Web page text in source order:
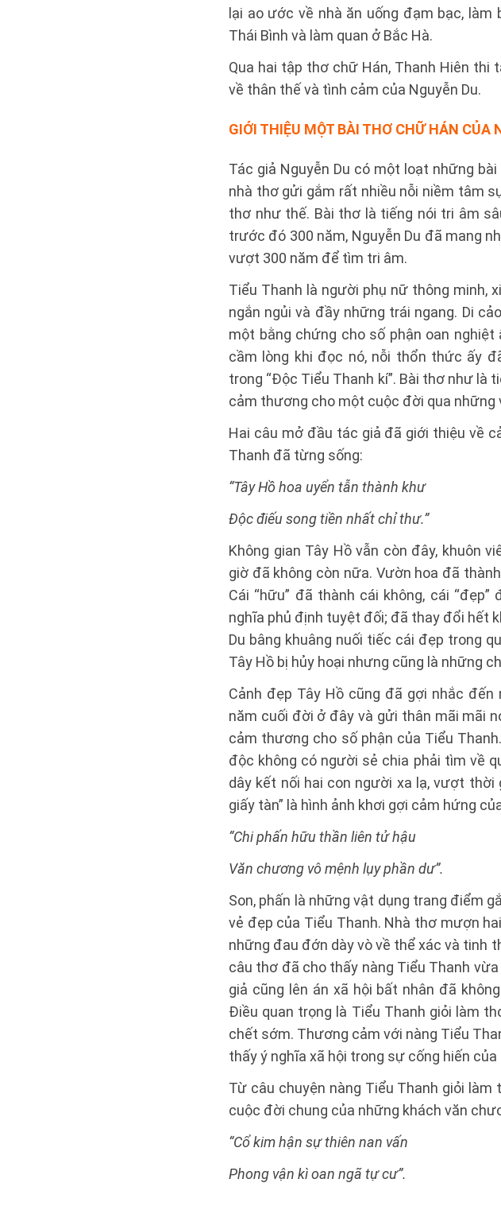
lại ao ước về nhà ăn uống đạm bạc,
Thái Bình và làm quan ở Bắc Hà.
Qua hai tập thơ chữ Hán, Thanh Hiên thi
về thân thế và tình cảm của Nguyễn Du.
GIỚI THIỆU MỘT BÀI THƠ CHỮ HÁN CỦA
Tác giả Nguyễn Du có một loạt những
nhà thơ gửi gắm rất nhiều nỗi niềm tâm
thơ như thế. Bài thơ là tiếng nói tri âm
trước đó 300 năm, Nguyễn Du đã mang
vượt 300 năm để tìm tri âm.
Tiểu Thanh là người phụ nữ thông minh,
ngắn ngủi và đầy những trái ngang. Di
một bằng chứng cho số phận oan
cầm lòng khi đọc nó, nỗi thổn thức ấy
trong “Độc Tiểu Thanh kí”. Bài thơ như là
cảm thương cho một cuộc đời qua những
Hai câu mở đầu tác giả đã giới thiệu về
Thanh đã từng sống:
“Tây Hồ hoa uyển tẫn thành khư
Độc điếu song tiền nhất chỉ thư.”
Không gian Tây Hồ vẫn còn đây, khuôn
giờ đã không còn nữa. Vườn hoa đã
Cái “hữu” đã thành cái không, cái
nghĩa phủ định tuyệt đối; đã thay đổi hết
Du bâng khuâng nuối tiếc cái đẹp trong
Tây Hồ bị hủy hoại nhưng cũng là những
Cảnh đẹp Tây Hồ cũng đã gợi nhắc
năm cuối đời ở đây và gửi thân mãi mãi
cảm thương cho số phận của Tiểu
độc không có người sẻ chia phải tìm về
dây kết nối hai con người xa lạ, vượt thời
giấy tàn” là hình ảnh khơi gợi cảm hứng
“Chi phấn hữu thần liên tử hậu
Văn chương vô mệnh lụy phần dư”.
Son, phấn là những vật dụng trang điểm
vẻ đẹp của Tiểu Thanh. Nhà thơ mượn
những đau đớn dày vò về thể xác và tinh
câu thơ đã cho thấy nàng Tiểu Thanh
giả cũng lên án xã hội bất nhân đã
Điều quan trọng là Tiểu Thanh giỏi làm
chết sớm. Thương cảm với nàng Tiểu
thấy ý nghĩa xã hội trong sự cống hiến
Từ câu chuyện nàng Tiểu Thanh giỏi
cuộc đời chung của những khách văn
“Cổ kim hận sự thiên nan vấn
Phong vận kì oan ngã tự cư”.